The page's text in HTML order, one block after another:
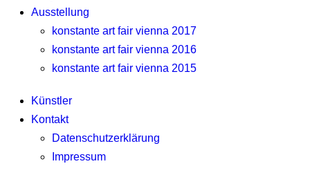
Ausstellung
konstante art fair vienna 2017
konstante art fair vienna 2016
konstante art fair vienna 2015
Künstler
Kontakt
Datenschutzerklärung
Impressum